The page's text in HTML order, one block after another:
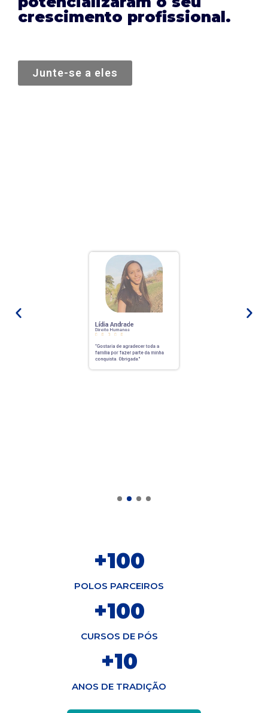
crescimento profissional.
Junte-se a eles
Lídia Andrade
Direito Humanos
 
+100
POLOS PARCEIROS
+100
CURSOS DE PÓS
+10
ANOS DE TRADIÇÃO